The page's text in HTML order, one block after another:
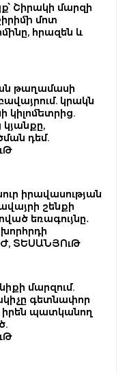
Շիրակի մարզի
մոտ
հրազեն և
թաղամասի
կրակն
կիլոմետրից.
կյանքը,
դեմ.
իրավասության
շենքի
եռագույնը․
ՏԵՍԱՆՅՈւԹ
մարզում.
գետնափոր
իրեն պատկանող